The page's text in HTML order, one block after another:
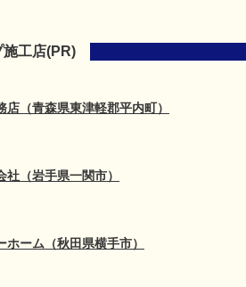
工店(PR)
店（青森県東津軽郡平内町）
（岩手県一関市）
ーム（秋田県横手市）